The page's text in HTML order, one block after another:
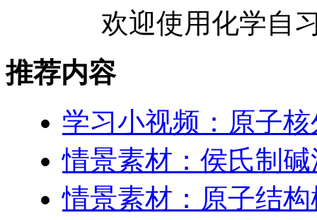
欢迎使用化学自
推荐内容
学习小视频：原子
情景素材：侯氏制
情景素材：原子结